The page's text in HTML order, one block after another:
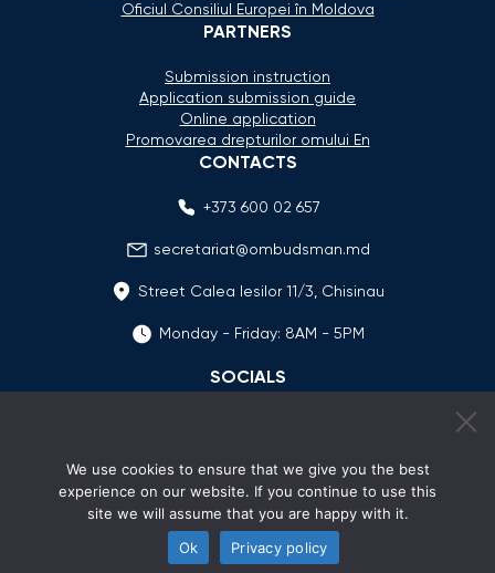
Oficiul Consiliul Europei în Moldova
PARTNERS
Submission instruction
Application submission guide
Online application
Promovarea drepturilor omului En
CONTACTS
+373 600 02 657
secretariat@ombudsman.md
Street Calea Iesilor 11/3, Chisinau
Monday - Friday: 8AM - 5PM
SOCIALS
© 2026 Avocatul Poporului Ombudsman. All rights
We use cookies to ensure that we give you the best
experience on our website. If you continue to use this
site we will assume that you are happy with it.
Ok
Privacy policy